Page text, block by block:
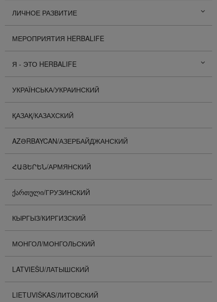
ЛИЧНОЕ РАЗВИТИЕ
МЕРОПРИЯТИЯ HERBALIFE
Я - ЭТО HERBALIFE
УКРАЇНСЬКА/УКРАИНСКИЙ
ҚАЗАҚ/КАЗАХСКИЙ
AZƏRBAYCAN/АЗЕРБАЙДЖАНСКИЙ
ՀԱՅԵՐԵՆ/АРМЯНСКИЙ
ᲥᲐᲠᲗᲣᲚᲘ/ГРУЗИНСКИЙ
КЫРГЫЗ/КИРГИЗСКИЙ
МОНГОЛ/МОНГОЛЬСКИЙ
LATVIEŠU/ЛАТЫШСКИЙ
LIETUVIŠKAS/ЛИТОВСКИЙ